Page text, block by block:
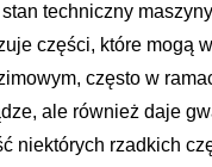
techniczny
części, które mogą
często w
ale również daje
niektórych rzadkich